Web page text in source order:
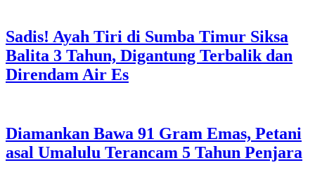
Sadis! Ayah Tiri di Sumba Timur Siksa
Balita 3 Tahun, Digantung Terbalik dan
Direndam Air Es
Diamankan Bawa 91 Gram Emas, Petani
asal Umalulu Terancam 5 Tahun Penjara